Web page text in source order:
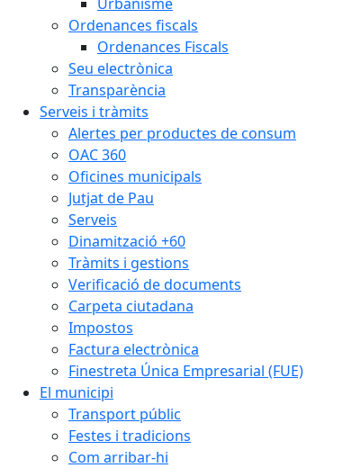
Ordenances fiscals
Ordenances Fiscals
Seu electrònica
Transparència
Serveis i tràmits
Alertes per productes de consum
OAC 360
Oficines municipals
Jutjat de Pau
Serveis
Dinamització +60
Tràmits i gestions
Verificació de documents
Carpeta ciutadana
Impostos
Factura electrònica
Finestreta Única Empresarial (FUE)
El municipi
Transport públic
Festes i tradicions
Com arribar-hi